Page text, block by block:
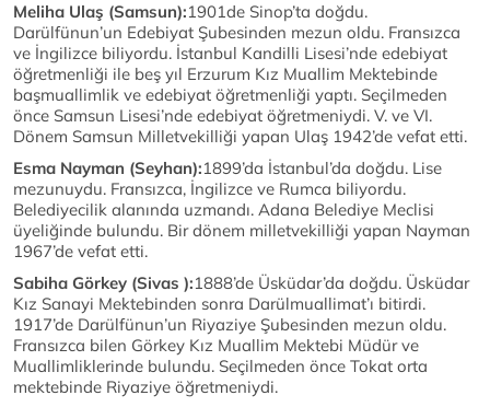
Meliha Ulaş (Samsun):1901de Sinop’ta doğdu.
Darülfünun’un Edebiyat Şubesinden mezun oldu. Fransızca
ve İngilizce biliyordu. İstanbul Kandilli Lisesi’nde edebiyat
öğretmenliği ile beş yıl Erzurum Kız Muallim Mektebinde
başmuallimlik ve edebiyat öğretmenliği yaptı. Seçilmeden
önce Samsun Lisesi’nde edebiyat öğretmeniydi. V. ve VI.
Dönem Samsun Milletvekilliği yapan Ulaş 1942’de vefat etti.
Esma Nayman (Seyhan):1899’da İstanbul’da doğdu. Lise
mezunuydu. Fransızca, İngilizce ve Rumca biliyordu.
Belediyecilik alanında uzmandı. Adana Belediye Meclisi
üyeliğinde bulundu. Bir dönem milletvekilliği yapan Nayman
1967’de vefat etti.
Sabiha Görkey (Sivas ):1888’de Üsküdar’da doğdu. Üsküdar
Kız Sanayi Mektebinden sonra Darülmuallimat’ı bitirdi.
1917’de Darülfünun’un Riyaziye Şubesinden mezun oldu.
Fransızca bilen Görkey Kız Muallim Mektebi Müdür ve
Muallimliklerinde bulundu. Seçilmeden önce Tokat orta
mektebinde Riyaziye öğretmeniydi.